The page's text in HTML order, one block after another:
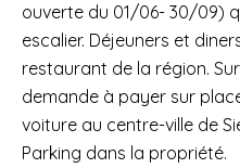
ouverte du 01/06- 30/09)
escalier. Déjeuners et
restaurant de la région.
demande à payer sur
voiture au centre-ville de
Parking dans la propriété.